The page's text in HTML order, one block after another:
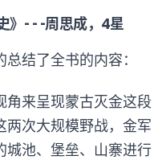
》- - -周思成，4星
结了全书的内容：
角来呈现蒙古灭金这段
两次大规模野战，金军
城池、堡垒、山寨进行